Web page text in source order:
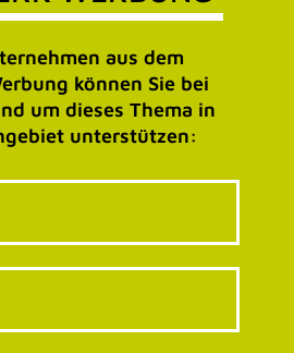
können Sie bei
um dieses Thema in
unterstützen: